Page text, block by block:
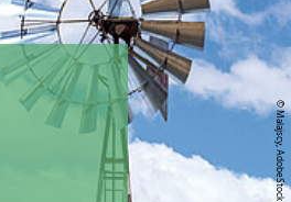
© Malajscy, AdobeStock